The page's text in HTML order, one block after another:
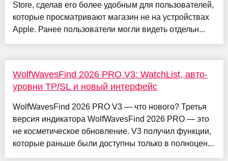
Store, сделав его более удобным для пользователей,
которые просматривают магазин не на устройствах
Apple. Ранее пользователи могли видеть отдельн...
WolfWavesFind 2026 PRO V3: WatchList, авто-
уровни TP/SL и новый интерфейс
WolfWavesFind 2026 PRO V3 — что нового? Третья
версия индикатора WolfWavesFind 2026 PRO — это
не косметическое обновление. V3 получил функции,
которые раньше были доступны только в полноцен...